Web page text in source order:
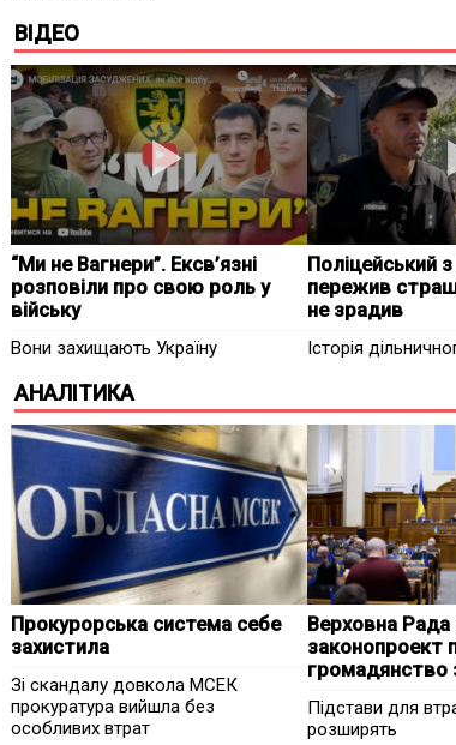
ВІДЕО
“Ми не Вагнери”. Ексв’язні
розповіли про свою роль у
війську
Вони захищають Україну
Поліцейський
пережив
не зрадив
Історія
АНАЛІТИКА
Прокурорська система себе
захистила
Зі скандалу довкола МСЕК
прокуратура вийшла без
особливих втрат
Верховна Рада
законопроект
громадянство
Підстави для
розширять